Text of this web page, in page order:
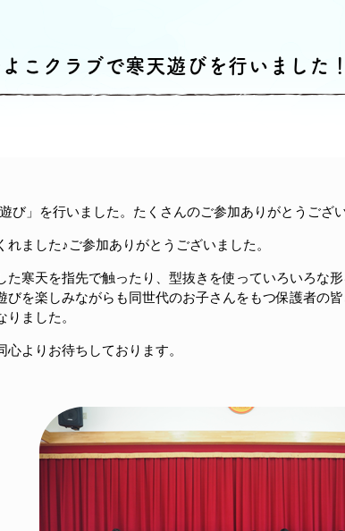
こクラブで寒天遊びを行いました！
」を行いました。たくさんのご参加ありがとうござい
ました♪ご参加ありがとうございました。
寒天を指先で触ったり、型抜きを使っていろいろな
を楽しみながらも同世代のお子さんをもつ保護者の
ました。
よりお待ちしております。